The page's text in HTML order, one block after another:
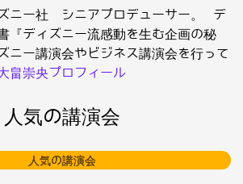
ニー社 シニアプロデューサー。 デ
『ディズニー流感動を生む企画の秘
ニー講演会やビジネス講演会を行って
畠崇央プロフィール
人気の講演会
人気の講演会